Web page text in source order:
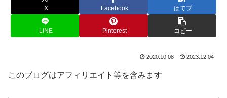
X Facebook はてブ
LINE Pinterest コピー
2020.10.08 2023.12.04
このブログはアフィリエイト等を含みます